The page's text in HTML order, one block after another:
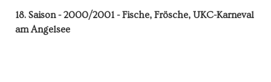
18. Saison - 2000/2001 - Fische, Frösche, UKC-Karneval
am Angelsee